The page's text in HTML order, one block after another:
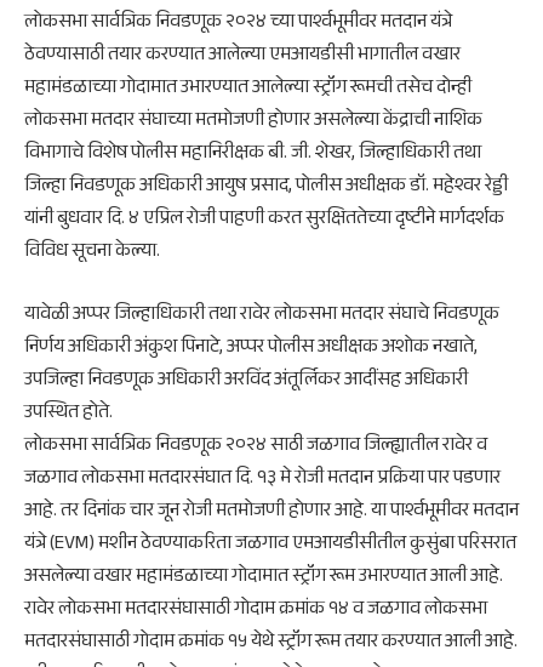
लोकसभा सार्वत्रिक निवडणूक २०२४ च्या पार्श्वभूमीवर मतदान यंत्रे
ठेवण्यासाठी तयार करण्यात आलेल्या एमआयडीसी भागातील वखार
महामंडळाच्या गोदामात उभारण्यात आलेल्या स्ट्रॉंग रूमची तसेच दोन्ही
लोकसभा मतदार संघाच्या मतमोजणी होणार असलेल्या केंद्राची नाशिक
विभागाचे विशेष पोलीस महानिरीक्षक बी. जी. शेखर, जिल्हाधिकारी तथा
जिल्हा निवडणूक अधिकारी आयुष प्रसाद, पोलीस अधीक्षक डॉ. महेश्वर रेड्डी
यांनी बुधवार दि. ४ एप्रिल रोजी पाहणी करत सुरक्षिततेच्या दृष्टीने मार्गदर्शक
विविध सूचना केल्या.
यावेळी अप्पर जिल्हाधिकारी तथा रावेर लोकसभा मतदार संघाचे निवडणूक
निर्णय अधिकारी अंकुश पिनाटे, अप्पर पोलीस अधीक्षक अशोक नखाते,
उपजिल्हा निवडणूक अधिकारी अरविंद अंतूर्लिकर आदींसह अधिकारी
उपस्थित होते.
लोकसभा सार्वत्रिक निवडणूक २०२४ साठी जळगाव जिल्ह्यातील रावेर व
जळगाव लोकसभा मतदारसंघात दि. १३ मे रोजी मतदान प्रक्रिया पार पडणार
आहे. तर दिनांक चार जून रोजी मतमोजणी होणार आहे. या पार्श्वभूमीवर मतदान
यंत्रे (EVM) मशीन ठेवण्याकरिता जळगाव एमआयडीसीतील कुसुंबा परिसरात
असलेल्या वखार महामंडळाच्या गोदामात स्ट्रॉंग रूम उभारण्यात आली आहे.
रावेर लोकसभा मतदारसंघासाठी गोदाम क्रमांक १४ व जळगाव लोकसभा
मतदारसंघासाठी गोदाम क्रमांक १५ येथे स्ट्रॉंग रूम तयार करण्यात आली आहे.